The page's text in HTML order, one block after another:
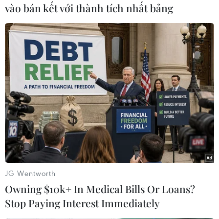
nếu cuộc gặp được tổ chức./.
Quan chức Hàn Quốc lạc
quan về triển vọng cuộc
gặp Mỹ-Triều Tiên
Trả lời báo giới, Bộ trưởng Thống
nhất Hàn Quốc Chung Dong-
young nói: “Triều Tiên dường như
đang chú ý tới Mỹ và nhiều dấu
hiệu khác nhau cho thấy có khả
năng đáng kể về một cuộc gặp.”
(TTXVN/Vietnam+)
vào bán kết với thành tích nhất bảng
JG Wentworth
Owning $10k+ In Medical Bills Or Loans?
Stop Paying Interest Immediately